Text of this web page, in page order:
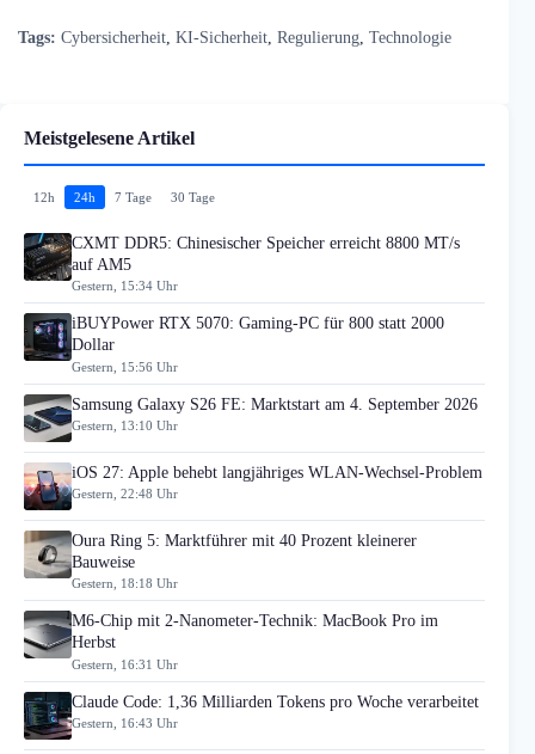
Tags: Cybersicherheit KI-Sicherheit Regulierung Technologie
Meistgelesene Artikel
12h 24h 7 Tage 30 Tage
CXMT DDR5: Chinesischer Speicher erreicht 8800 MT/s
auf AM5
Gestern, 15:34 Uhr
iBUYPower RTX 5070: Gaming-PC für 800 statt 2000
Dollar
Gestern, 15:56 Uhr
Samsung Galaxy S26 FE: Marktstart am 4. September 2026
Gestern, 13:10 Uhr
iOS 27: Apple behebt langjähriges WLAN-Wechsel-Problem
Gestern, 22:48 Uhr
Oura Ring 5: Marktführer mit 40 Prozent kleinerer
Bauweise
Gestern, 18:18 Uhr
M6-Chip mit 2-Nanometer-Technik: MacBook Pro im
Herbst
Gestern, 16:31 Uhr
Claude Code: 1,36 Milliarden Tokens pro Woche verarbeitet
Gestern, 16:43 Uhr